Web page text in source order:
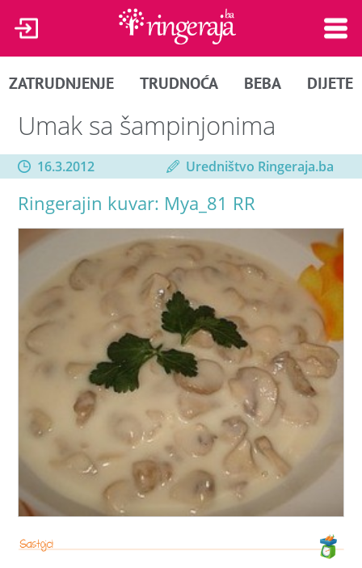
ZATRUDNJENJE TRUDNOĆA BEBA DIJETE
Umak sa šampinjonima
16.3.2012 Uredništvo Ringeraja.ba
Ringerajin kuvar: Mya_81 RR